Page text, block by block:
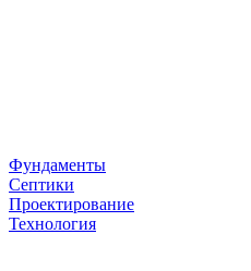
Фундаменты
Септики
Проектирование
Технология